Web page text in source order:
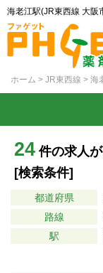
海老江駅(JR東西線 大阪
ホーム JR東西線 海
24 件の求人
[検索条件]
都道府県
路線
駅